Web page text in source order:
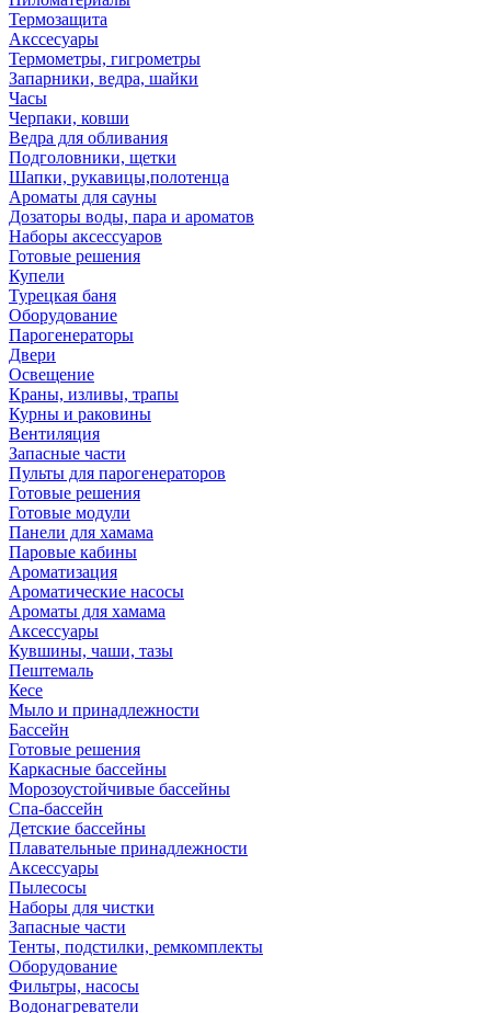
Термозащита
Аксcесуары
Термометры, гигрометры
Запарники, ведра, шайки
Часы
Черпаки, ковши
Ведра для обливания
Подголовники, щетки
Шапки, рукавицы,полотенца
Ароматы для сауны
Дозаторы воды, пара и ароматов
Наборы аксессуаров
Готовые решения
Купели
Турецкая баня
Оборудование
Парогенераторы
Двери
Освещение
Краны, изливы, трапы
Курны и раковины
Вентиляция
Запасные части
Пульты для парогенераторов
Готовые решения
Готовые модули
Панели для хамама
Паровые кабины
Ароматизация
Ароматические насосы
Ароматы для хамама
Аксессуары
Кувшины, чаши, тазы
Пештемаль
Кесе
Мыло и принадлежности
Бассейн
Готовые решения
Каркасные бассейны
Морозоустойчивые бассейны
Спа-бассейн
Детские бассейны
Плавательные принадлежности
Аксессуары
Пылесосы
Наборы для чистки
Запасные части
Тенты, подстилки, ремкомплекты
Оборудование
Фильтры, насосы
Водонагреватели